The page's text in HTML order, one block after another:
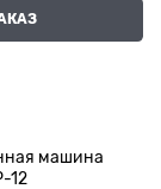
машина
12